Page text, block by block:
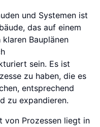
und Systemen ist
das auf einem
Bauplänen
sein. Es ist
zu haben, die es
entsprechend
zu expandieren.
von Prozessen liegt in